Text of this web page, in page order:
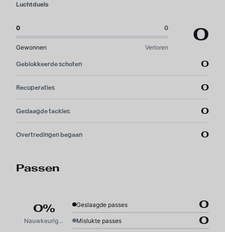
Luchtduels
0 0
Gewonnen Verloren
0
Geblokkeerde schoten 0
Recuperaties 0
Geslaagde tackles 0
Overtredingen begaan 0
Passen
0%
Nauwkeurigheid
Geslaagde passes 0
Mislukte passes 0